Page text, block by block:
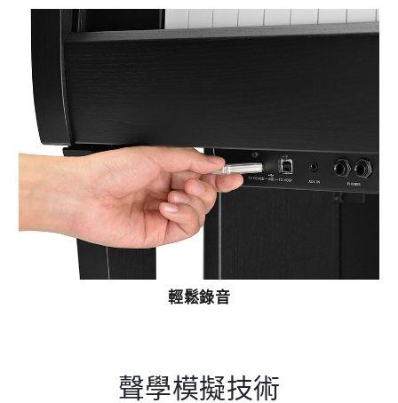
輕鬆錄音
聲學模擬技術